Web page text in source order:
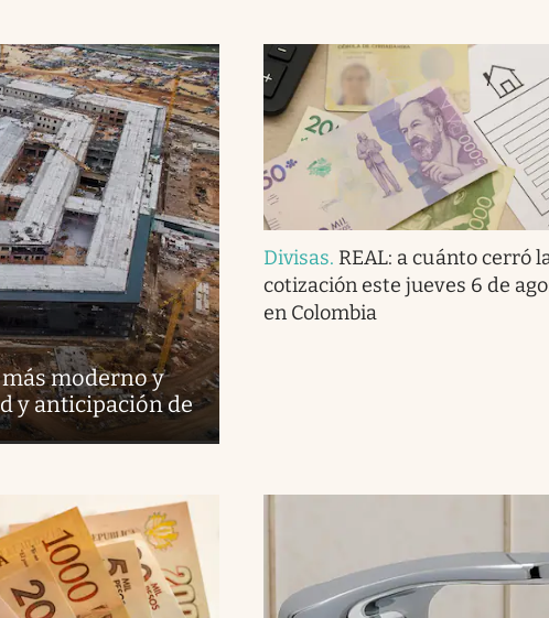
moderno y
y anticipación de
Divisas. REAL: a cuánto cerró
cotización este jueves 6 de
en Colombia